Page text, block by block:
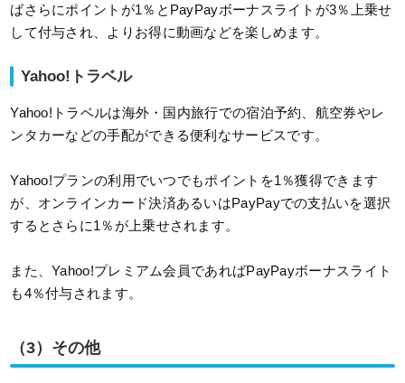
ばさらにポイントが1％とPayPayボーナスライトが3％上乗せ
して付与され、よりお得に動画などを楽しめます。
Yahoo!トラベル
Yahoo!トラベルは海外・国内旅行での宿泊予約、航空券やレ
ンタカーなどの手配ができる便利なサービスです。
Yahoo!プランの利用でいつでもポイントを1％獲得できます
が、オンラインカード決済あるいはPayPayでの支払いを選択
するとさらに1％が上乗せされます。
また、Yahoo!プレミアム会員であればPayPayボーナスライト
も4％付与されます。
（3）その他